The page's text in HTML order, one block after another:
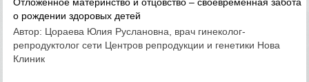
о рождении здоровых детей
Автор: Цораева Юлия Руслановна, врач гинеколог-
репродуктолог сети Центров репродукции и генетики Нова
Клиник